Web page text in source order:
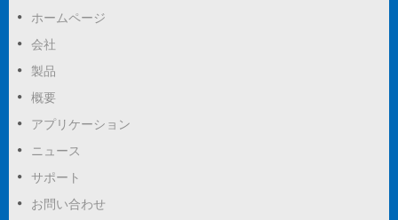
ホームページ
会社
製品
概要
アプリケーション
ニュース
サポート
お問い合わせ